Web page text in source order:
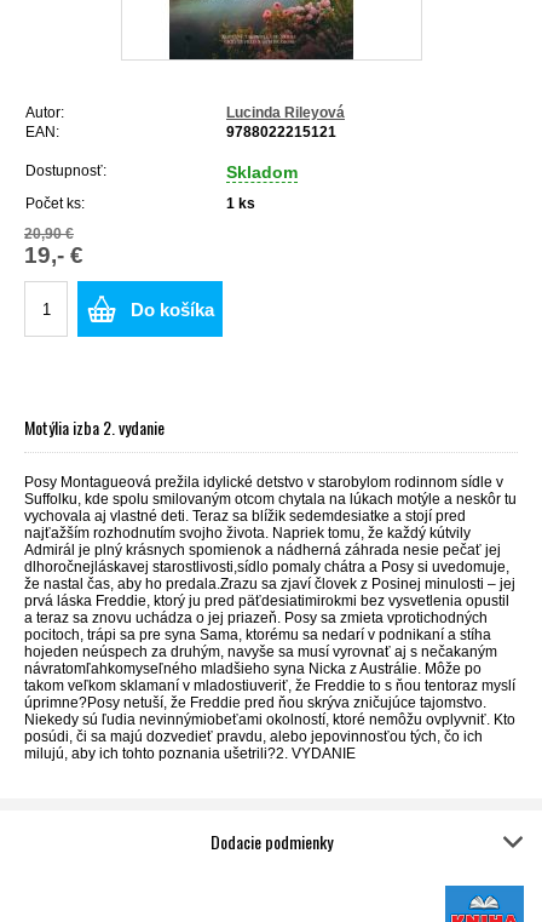
Autor:
Lucinda Rileyová
EAN:
9788022215121
Dostupnosť: Skladom
Počet ks: 1 ks
20,90 €
19,- €
Do košíka
Motýlia izba 2. vydanie
Posy Montagueová prežila idylické detstvo v starobylom rodinnom sídle v
Suffolku, kde spolu smilovaným otcom chytala na lúkach motýle a neskôr tu
vychovala aj vlastné deti. Teraz sa blížik sedemdesiatke a stojí pred
najťažším rozhodnutím svojho života. Napriek tomu, že každý kútvily
Admirál je plný krásnych spomienok a nádherná záhrada nesie pečať jej
dlhoročnejláskavej starostlivosti,sídlo pomaly chátra a Posy si uvedomuje,
že nastal čas, aby ho predala.Zrazu sa zjaví človek z Posinej minulosti – jej
prvá láska Freddie, ktorý ju pred päťdesiatimirokmi bez vysvetlenia opustil
a teraz sa znovu uchádza o jej priazeň. Posy sa zmieta vprotichodných
pocitoch, trápi sa pre syna Sama, ktorému sa nedarí v podnikaní a stíha
hojeden neúspech za druhým, navyše sa musí vyrovnať aj s nečakaným
návratomľahkomyseľného mladšieho syna Nicka z Austrálie. Môže po
takom veľkom sklamaní v mladostiuveriť, že Freddie to s ňou tentoraz myslí
úprimne?Posy netuší, že Freddie pred ňou skrýva zničujúce tajomstvo.
Niekedy sú ľudia nevinnýmiobeťami okolností, ktoré nemôžu ovplyvniť. Kto
posúdi, či sa majú dozvedieť pravdu, alebo jepovinnosťou tých, čo ich
milujú, aby ich tohto poznania ušetrili?2. VYDANIE
Dodacie podmienky